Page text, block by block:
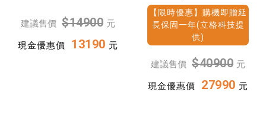
建議售價 $14900 元
現金優惠價 13190 元
(12G/256G)
【限時優惠】購機即贈延
長保固一年(立格科技提
供)
建議售價 $40900 元
現金優惠價 27990 元